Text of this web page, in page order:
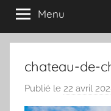
Menu
chateau-de-
Publié le 22 avril